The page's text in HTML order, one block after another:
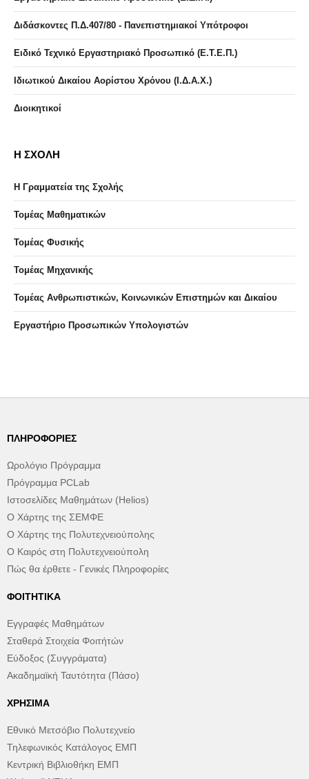
Διδάσκοντες Π.Δ.407/80 - Πανεπιστημιακοί Υπότροφοι
Ειδικό Τεχνικό Εργαστηριακό Προσωπικό (Ε.Τ.Ε.Π.)
Ιδιωτικού Δικαίου Αορίστου Χρόνου (Ι.Δ.Α.Χ.)
Διοικητικοί
Η ΣΧΟΛΗ
Η Γραμματεία της Σχολής
Τομέας Μαθηματικών
Τομέας Φυσικής
Τομέας Μηχανικής
Τομέας Ανθρωπιστικών, Κοινωνικών Επιστημών και Δικαίου
Eργαστήριo Προσωπικών Υπολογιστών
ΠΛΗΡΟΦΟΡΊΕΣ
Ωρολόγιο Πρόγραμμα
Πρόγραμμα PCLab
Ιστοσελίδες Μαθημάτων (Helios)
Ο Χάρτης της ΣΕΜΦΕ
Ο Χάρτης της Πολυτεχνειούπολης
Ο Καιρός στη Πολυτεχνειούπολη
Πώς θα έρθετε - Γενικές Πληροφορίες
ΦΟΙΤΗΤΙΚΆ
Εγγραφές Μαθημάτων
Σταθερά Στοιχεία Φοιτήτών
Εύδοξος (Συγγράματα)
Ακαδημαϊκή Ταυτότητα (Πάσο)
ΧΡΉΣΙΜΑ
Εθνικό Μετσόβιο Πολυτεχνείο
Τηλεφωνικός Κατάλογος ΕΜΠ
Κεντρική Βιβλιοθήκη ΕΜΠ